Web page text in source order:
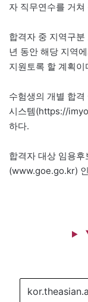
자 직무연수를 거
합격자 중 지역구
년 동안 해당 지역
지원토록 할 계획이
수험생의 개별 합
시스템(https://
하다.
합격자 대상 임용
(www.goe.go.kr)